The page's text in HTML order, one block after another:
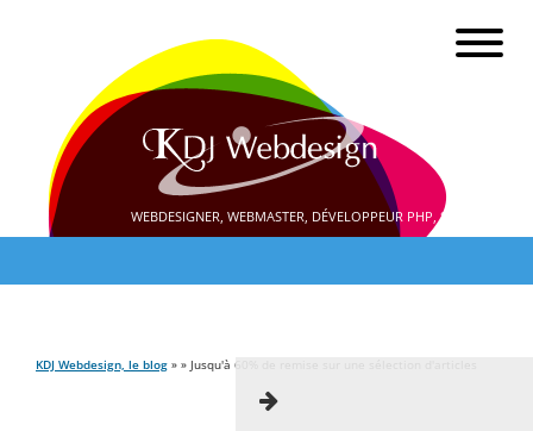
WEBDESIGNER, WEBMASTER, DÉVELOPPEUR PHP, SEO
KDJ Webdesign, le blog » » Jusqu'à 60% de remise sur une sélection d'articles